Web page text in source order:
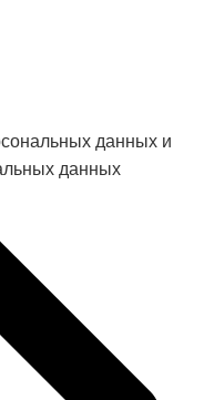
данных и
данных